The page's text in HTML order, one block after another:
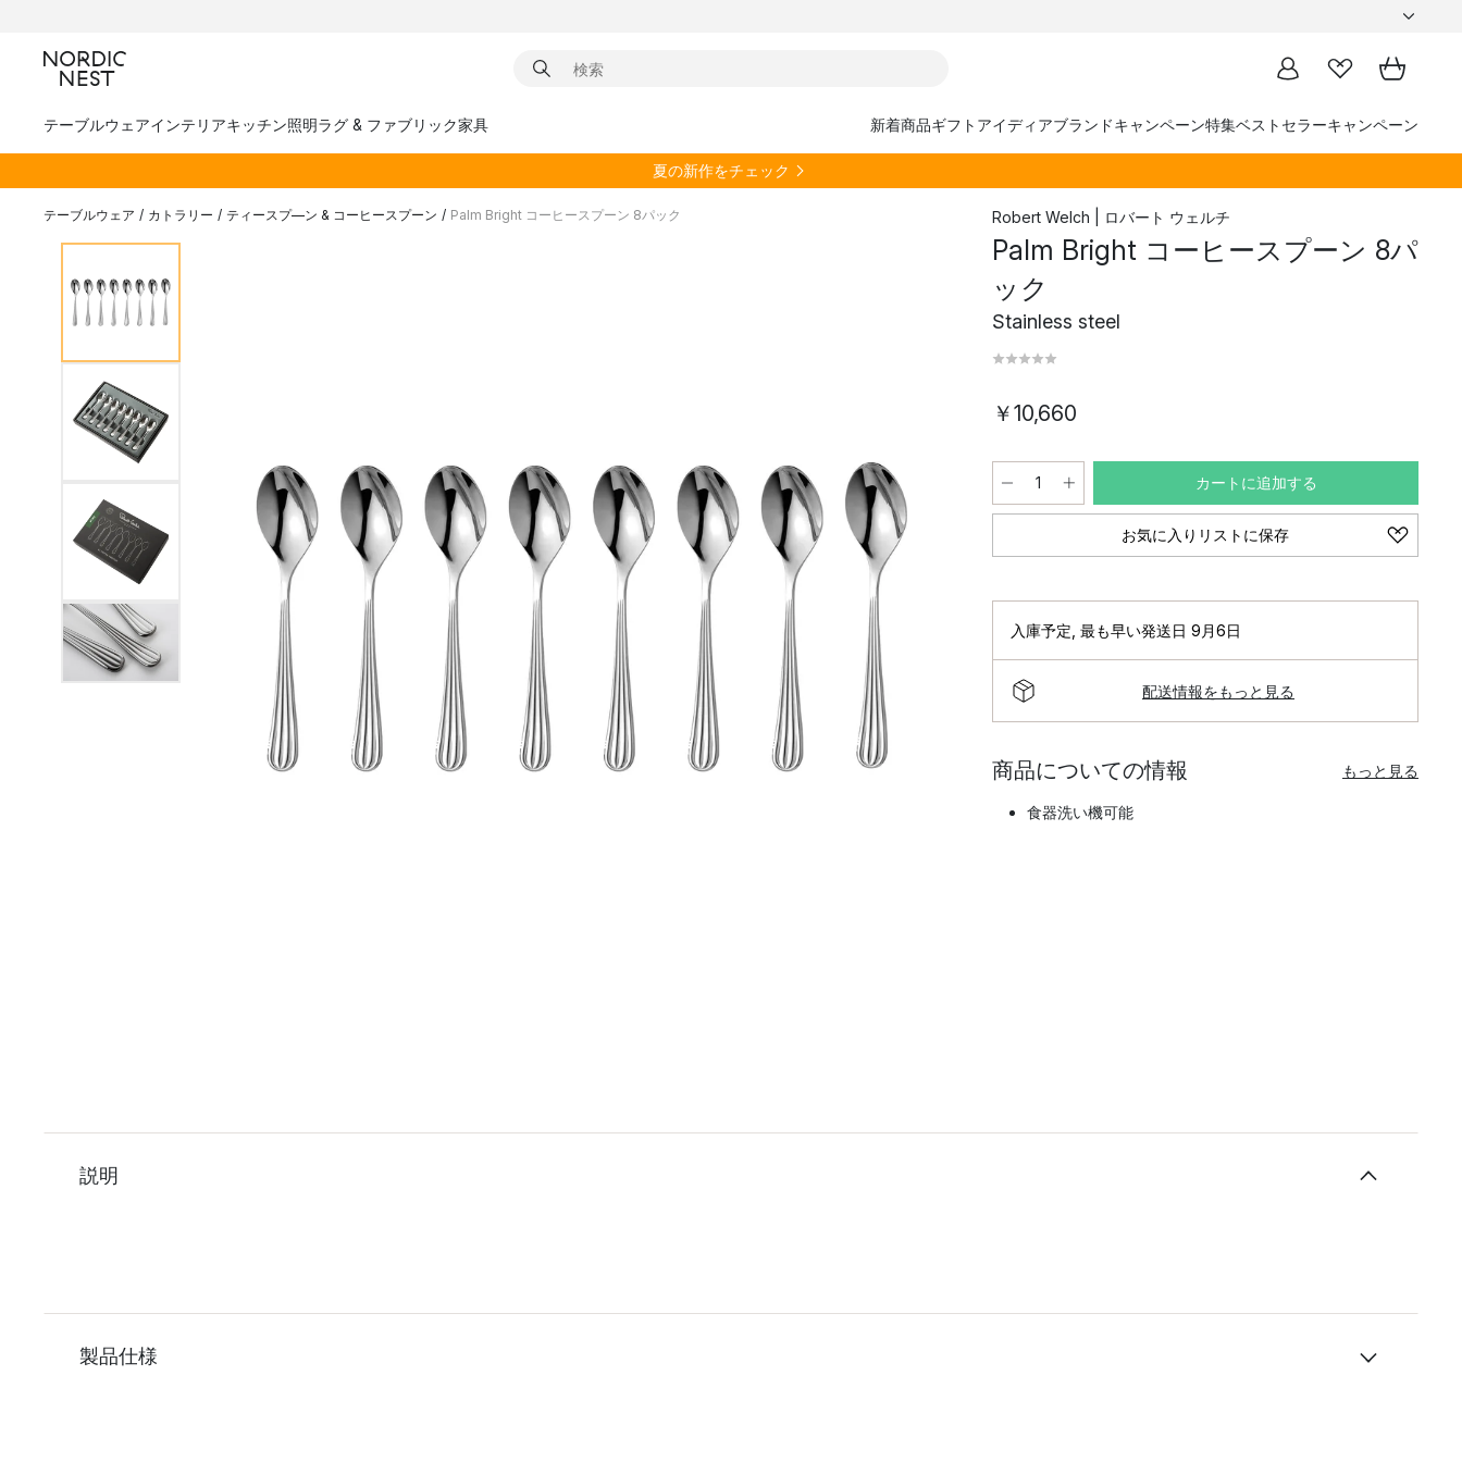
テーブルウェアインテリアキッチン照明ラグ & ファブリック家具 新着商品ギフトアイディアブランドキャンペーン特集ベストセラーキャンペーン
夏の新作をチェック
テーブルウェア / カトラリー / ティースプ―ン & コーヒースプーン / Palm Bright コーヒースプーン 8パック Robert Welch | ロバート ウェルチ
Palm Bright コーヒースプーン 8パ
ック
Stainless steel
￥10,660
カートに追加する
お気に入りリストに保存
入庫予定 最も早い発送日 9月6日
配送情報をもっと見る
商品についての情報 もっと見る
食器洗い機可能
説明
製品仕様